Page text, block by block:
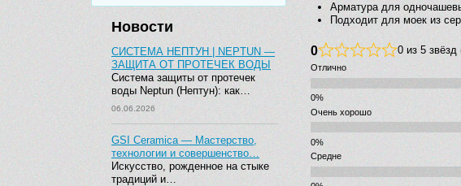
Новости
СИСТЕМА НЕПТУН | NEPTUN —
ЗАЩИТА ОТ ПРОТЕЧЕК ВОДЫ
Система защиты от протечек
воды Neptun (Нептун): как…
06.06.2026
GSI Ceramica — Мастерство,
технологии и совершенство…
Искусство, рожденное на стыке
традиций и…
Арматура для
Подходит для моек из
0 0 из 5 звёзд
Отлично
Очень хорошо
Средне